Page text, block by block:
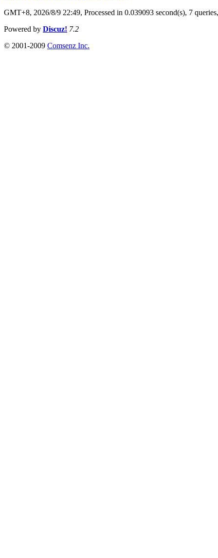
GMT+8, 2026/8/9 22:49, Processed in 0.039093 second(s), 7
Powered by Discuz! 7.2
© 2001-2009 Comsenz Inc.